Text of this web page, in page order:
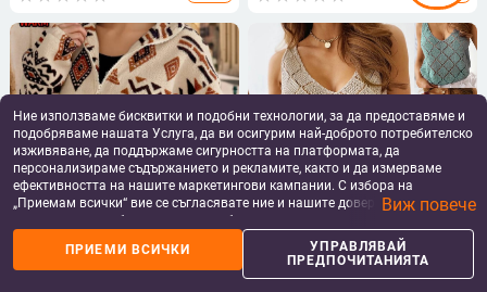
Женски флийс суитшър с
Женски плетен потник с V-
образно деколте, без ръкави,
памучно-базирана смес, ажурен
26.65€/52.12 лв
Ние използваме бисквитки и подобни технологии, за да предоставяме и
подобряваме нашата Услуга, да ви осигурим най-доброто потребителско
изживяване, да поддържаме сигурността на платформата, да
персонализираме съдържанието и рекламите, както и да измерваме
ефективността на нашите маркетингови кампании. С избора на
„Приемам всички“ вие се съгласявате ние и нашите доверени партньори
да съхраняваме бисквитки и подобни технологии на вашето устройство
за рекламни и аналитични цели. Можете по всяко време да управлявате
своите предпочитания, като натиснете „Управлявай предпочитанията“.
За повече информация, моля, вижте нашата
Виж повече
ПРИЕМИ ВСИЧКИ
УПРАВЛЯВАЙ
ПРЕДПОЧИТАНИЯТА